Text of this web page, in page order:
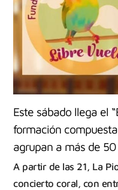
Este sábado llega el
formación
agrupan a más de
A partir de las 21, La
concierto coral, con